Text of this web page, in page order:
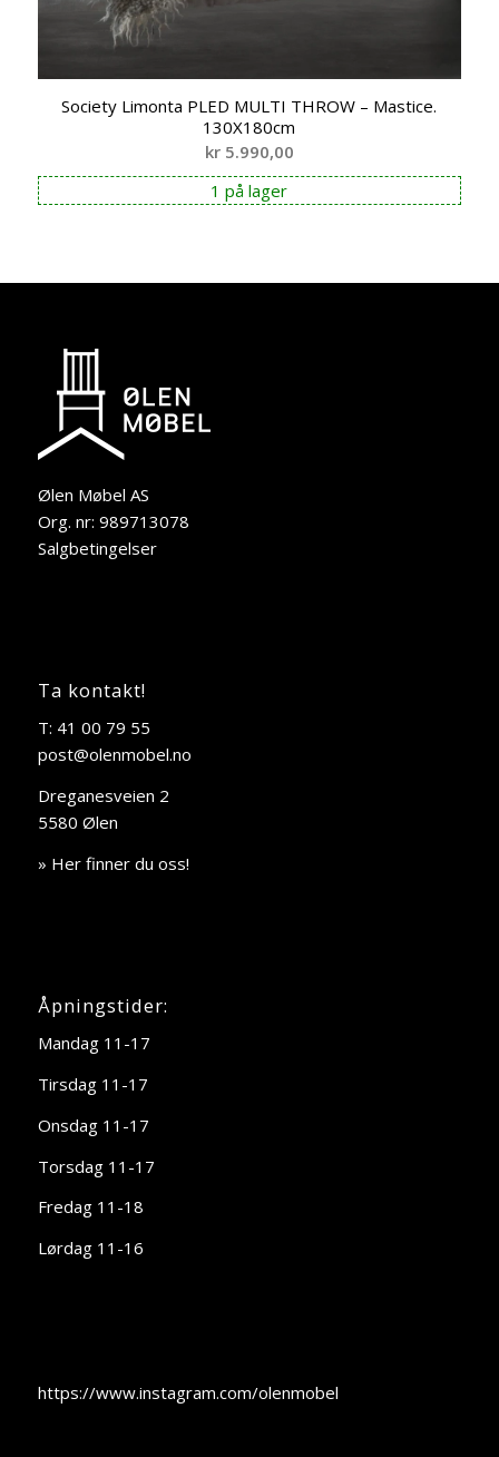
Society Limonta PLED MULTI THROW – Mastice.
130X180cm
kr5.990,00
1 på lager
Ølen Møbel AS
Org. nr: 989713078
Salgbetingelser
Ta kontakt!
T: 41 00 79 55
post@olenmobel.no
Dreganesveien 2
5580 Ølen
» Her finner du oss!
Åpningstider:
Mandag 11-17
Tirsdag 11-17
Onsdag 11-17
Torsdag 11-17
Fredag 11-18
Lørdag 11-16
https://www.instagram.com/olenmobel